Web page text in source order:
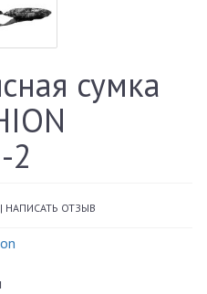
сумка
2
| НАПИСАТЬ ОТЗЫВ